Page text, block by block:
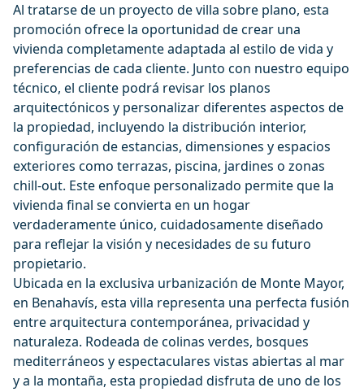
Al tratarse de un proyecto de villa sobre plano, esta
promoción ofrece la oportunidad de crear una
vivienda completamente adaptada al estilo de vida y
preferencias de cada cliente. Junto con nuestro equipo
técnico, el cliente podrá revisar los planos
arquitectónicos y personalizar diferentes aspectos de
la propiedad, incluyendo la distribución interior,
configuración de estancias, dimensiones y espacios
exteriores como terrazas, piscina, jardines o zonas
chill-out. Este enfoque personalizado permite que la
vivienda final se convierta en un hogar
verdaderamente único, cuidadosamente diseñado
para reflejar la visión y necesidades de su futuro
propietario.
Ubicada en la exclusiva urbanización de Monte Mayor,
en Benahavís, esta villa representa una perfecta fusión
entre arquitectura contemporánea, privacidad y
naturaleza. Rodeada de colinas verdes, bosques
mediterráneos y espectaculares vistas abiertas al mar
y a la montaña, esta propiedad disfruta de uno de los